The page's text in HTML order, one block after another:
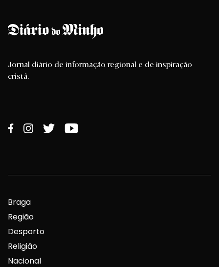
Jornal diário de informação regional e de inspiração
cristã.
Braga
Região
Desporto
Religião
Nacional